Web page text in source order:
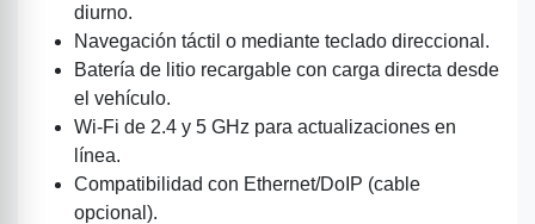
diurno.
Navegación táctil o mediante teclado direccional.
Batería de litio recargable con carga directa desde
el vehículo.
Wi-Fi de 2.4 y 5 GHz para actualizaciones en
línea.
Compatibilidad con Ethernet/DoIP (cable
opcional).